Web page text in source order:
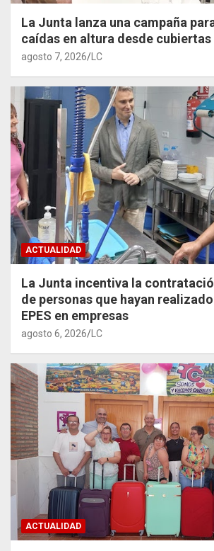
La Junta lanza una campaña
caídas en altura desde
agosto 7, 2026 LC
ACTUALIDAD
La Junta incentiva la
de personas que hayan
EPES en empresas
agosto 6, 2026 LC
ACTUALIDAD